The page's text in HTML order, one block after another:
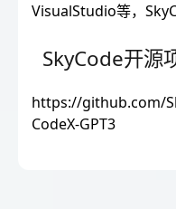
VisualStudio等，
SkyCode开源
https://github.com/
CodeX-GPT3